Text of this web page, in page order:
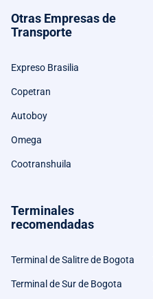
Otras Empresas de
Transporte
Expreso Brasilia
Copetran
Autoboy
Omega
Cootranshuila
Terminales
recomendadas
Terminal de Salitre de Bogota
Terminal de Sur de Bogota